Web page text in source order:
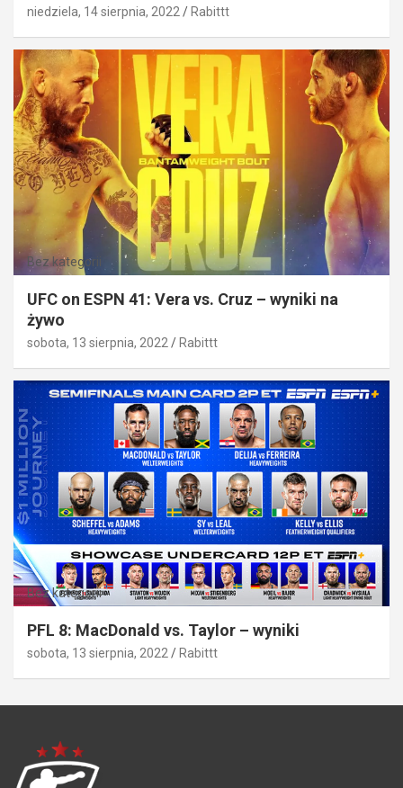
niedziela, 14 sierpnia, 2022 Rabittt
Bez kategorii
UFC on ESPN 41: Vera vs. Cruz – wyniki na
żywo
sobota, 13 sierpnia, 2022 Rabittt
Bez kategorii
PFL 8: MacDonald vs. Taylor – wyniki
sobota, 13 sierpnia, 2022 Rabittt